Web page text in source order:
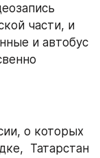
части, и
и автобус
о которых